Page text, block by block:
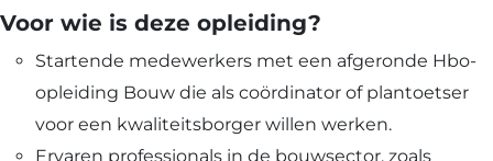
Voor wie is deze opleiding?
Startende medewerkers met een afgeronde Hbo-
opleiding Bouw die als coördinator of plantoetser
voor een kwaliteitsborger willen werken.
Ervaren professionals in de bouwsector, zoals